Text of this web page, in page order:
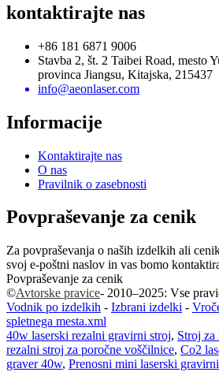
kontaktirajte nas
+86 181 6871 9006
Stavba 2, št. 2 Taibei Road, mesto
provinca Jiangsu, Kitajska, 215437
info@aeonlaser.com
Informacije
Kontaktirajte nas
O nas
Pravilnik o zasebnosti
Povpraševanje za cenik
Za povpraševanja o naših izdelkih ali
svoj e-poštni naslov in vas bomo
Povpraševanje za cenik
©Avtorske pravice- 2010–2025: Vse
Vodnik po izdelkih - Izbrani izdelki -
spletnega mesta.xml
40w laserski rezalni gravirni stroj, Stroj za
rezalni stroj za poročne voščilnice, Co2
graver 40w, Prenosni mini laserski